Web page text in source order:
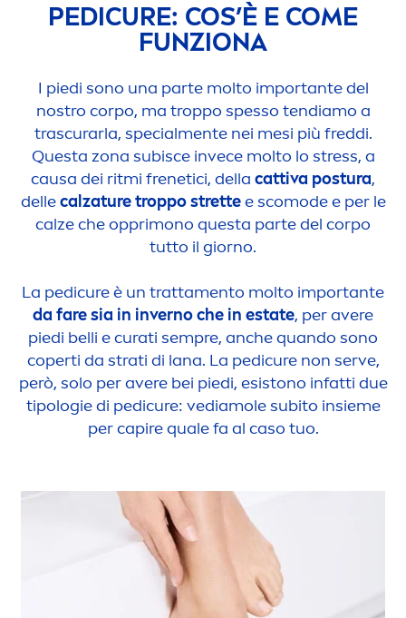
PEDICURE: COS’È E COME
FUNZIONA
I piedi sono una parte molto importante del
nostro corpo, ma troppo spesso tendiamo a
trascurarla, specialmente nei mesi più freddi.
Questa zona subisce invece molto lo stress, a
causa dei ritmi frenetici, della cattiva postura,
dellecalzature troppo strettee scomode e per le
calze che opprimono questa parte del corpo
tutto il giorno.
La pedicure è un trattamento molto importante
da fare sia in inverno che in estate, per avere
piedi belli e curati sempre, anche quando sono
coperti da strati di lana. La pedicure non serve,
però, solo per avere bei piedi, esistono infatti due
tipologie di pedicure: vediamole subito insieme
per capire quale fa al caso tuo.